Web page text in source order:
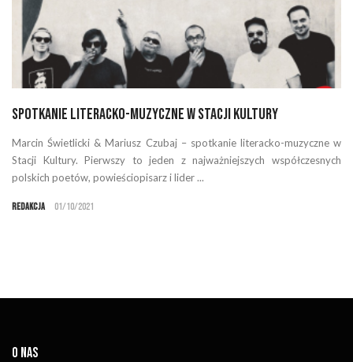
Spotkanie literacko-muzyczne w Stacji Kultury
Marcin Świetlicki & Mariusz Czubaj – spotkanie literacko-muzyczne w
Stacji Kultury. Pierwszy to jeden z najważniejszych współczesnych
polskich poetów, powieściopisarz i lider ...
Redakcja 01/10/2021
O NAS